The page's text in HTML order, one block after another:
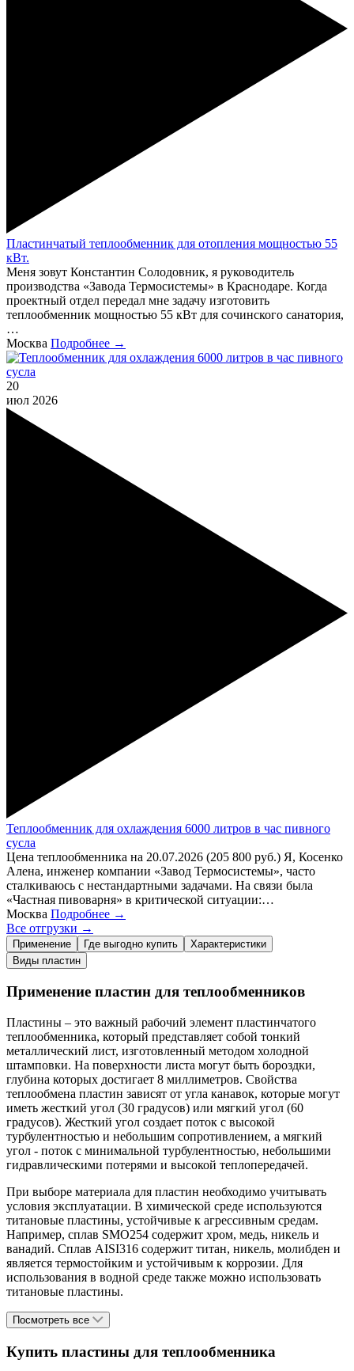
Пластинчатый теплообменник для отопления мощностью 55
кВт.
Меня зовут Константин Солодовник, я руководитель
производства «Завода Термосистемы» в Краснодаре. Когда
проектный отдел передал мне задачу изготовить
теплообменник мощностью 55 кВт для сочинского санатория,
…
Москва Подробнее →
20
июл 2026
Теплообменник для охлаждения 6000 литров в час пивного
сусла
Цена теплообменника на 20.07.2026 (205 800 руб.) Я, Косенко
Алена, инженер компании «Завод Термосистемы», часто
сталкиваюсь с нестандартными задачами. На связи была
«Частная пивоварня» в критической ситуации:…
Москва Подробнее →
Все отгрузки →
Применение Где выгодно купить
Характеристики
Виды пластин
Применение пластин для теплообменников
Пластины – это важный рабочий элемент пластинчатого
теплообменника, который представляет собой тонкий
металлический лист, изготовленный методом холодной
штамповки. На поверхности листа могут быть бороздки,
глубина которых достигает 8 миллиметров. Свойства
теплообмена пластин зависят от угла канавок, которые могут
иметь жесткий угол (30 градусов) или мягкий угол (60
градусов). Жесткий угол создает поток с высокой
турбулентностью и небольшим сопротивлением, а мягкий
угол - поток с минимальной турбулентностью, небольшими
гидравлическими потерями и высокой теплопередачей.
При выборе материала для пластин необходимо учитывать
условия эксплуатации. В химической среде используются
титановые пластины, устойчивые к агрессивным средам.
Например, сплав SMO254 содержит хром, медь, никель и
ванадий. Сплав AISI316 содержит титан, никель, молибден и
является термостойким и устойчивым к коррозии. Для
использования в водной среде также можно использовать
титановые пластины.
Посмотреть все
Купить пластины для теплообменника